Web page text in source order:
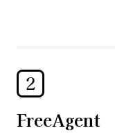
2
FreeAgent